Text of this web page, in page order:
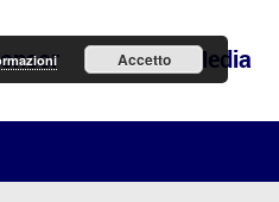
News&Media
Accetto